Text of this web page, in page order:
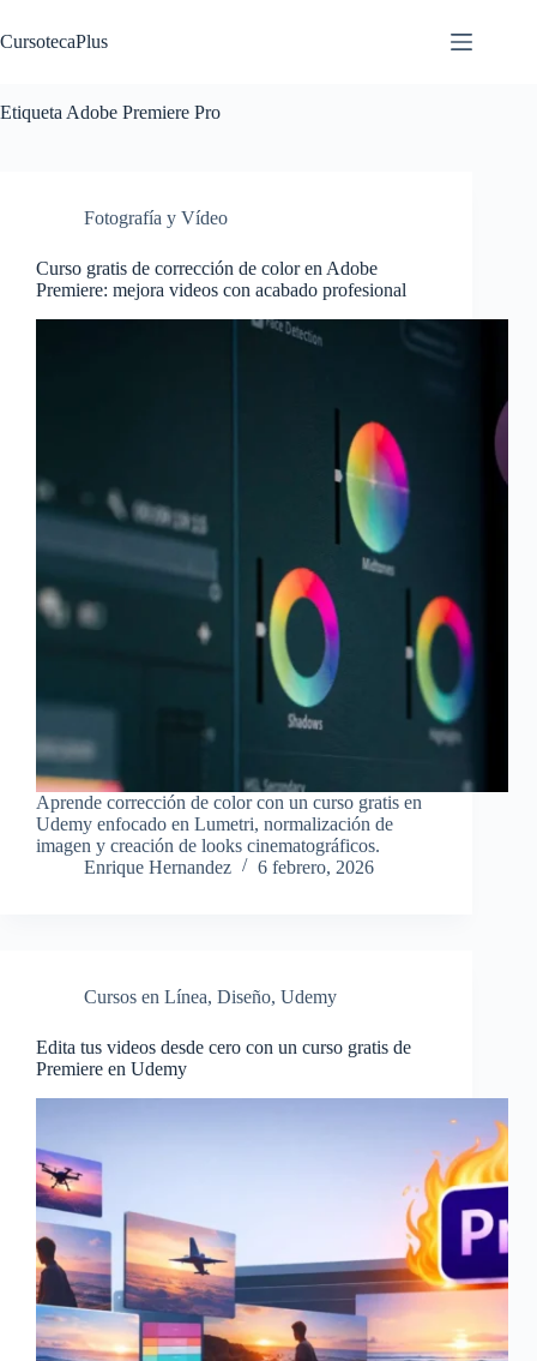
al
contenido
CursotecaPlus
Etiqueta Adobe Premiere Pro
Fotografía y Vídeo
Curso gratis de corrección de color en Adobe
Premiere: mejora videos con acabado profesional
Aprende corrección de color con un curso gratis en
Udemy enfocado en Lumetri, normalización de
imagen y creación de looks cinematográficos.
Enrique Hernandez
6 febrero, 2026
Cursos en Línea, Diseño, Udemy
Edita tus videos desde cero con un curso gratis de
Premiere en Udemy